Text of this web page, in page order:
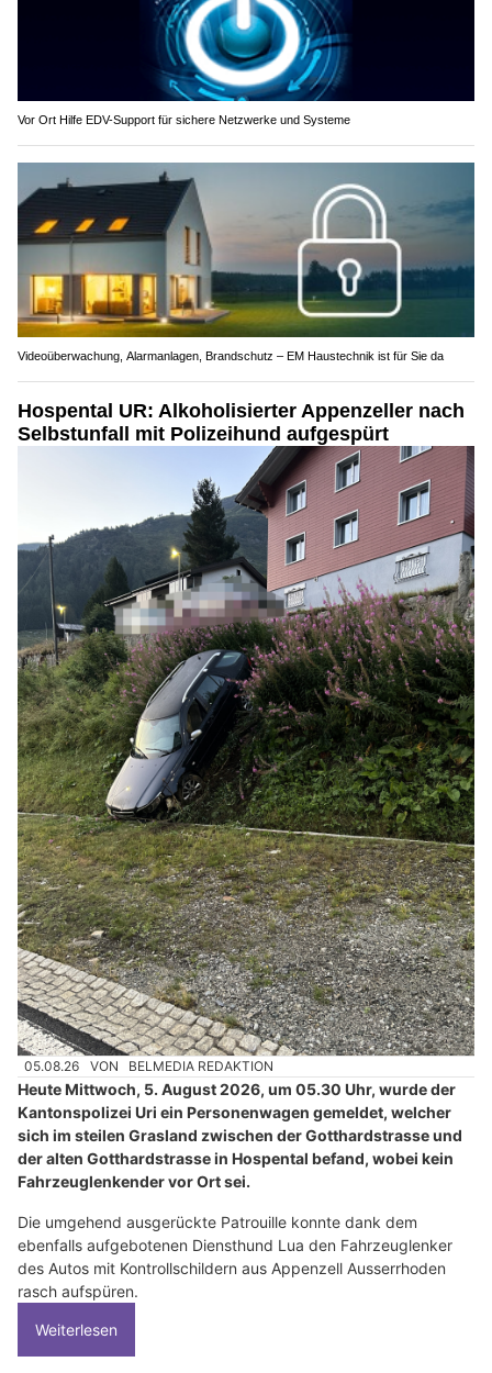
Vor Ort Hilfe EDV-Support für sichere Netzwerke und Systeme
Videoüberwachung, Alarmanlagen, Brandschutz – EM Haustechnik ist für Sie da
Hospental UR: Alkoholisierter Appenzeller nach
Selbstunfall mit Polizeihund aufgespürt
05.08.26 VON BELMEDIA REDAKTION
Heute Mittwoch, 5. August 2026, um 05.30 Uhr, wurde der
Kantonspolizei Uri ein Personenwagen gemeldet, welcher
sich im steilen Grasland zwischen der Gotthardstrasse und
der alten Gotthardstrasse in Hospental befand, wobei kein
Fahrzeuglenkender vor Ort sei.
Die umgehend ausgerückte Patrouille konnte dank dem
ebenfalls aufgebotenen Diensthund Lua den Fahrzeuglenker
des Autos mit Kontrollschildern aus Appenzell Ausserrhoden
rasch aufspüren.
Weiterlesen